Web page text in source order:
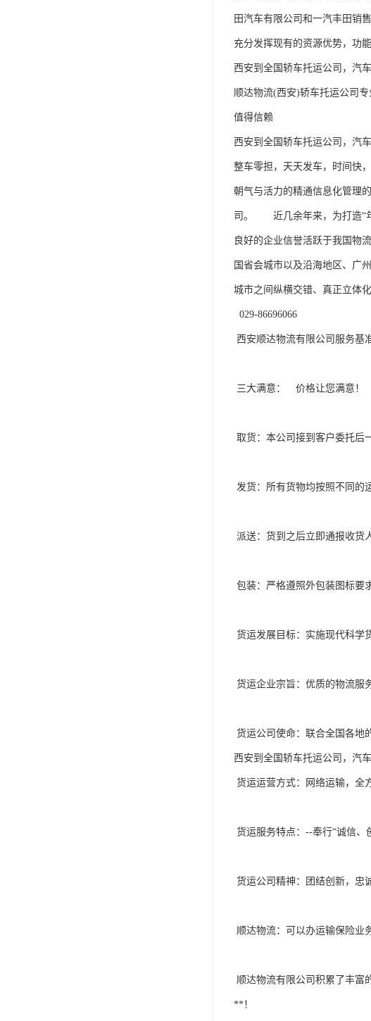
田汽车有限公司和一汽丰田销
充分发挥现有的资源优势，功
西安到全国轿车托运公司，汽
顺达物流(西安)轿车托运公司
值得信赖
西安到全国轿车托运公司，汽
整车零担，天天发车，时间快
朝气与活力的精通信息化管理
司。　　近几余年来，为打造“
良好的企业信誉活跃于我国物
国省会城市以及沿海地区、广
城市之间纵横交错、真正立体
西安到全国轿车托运公司，汽
**！